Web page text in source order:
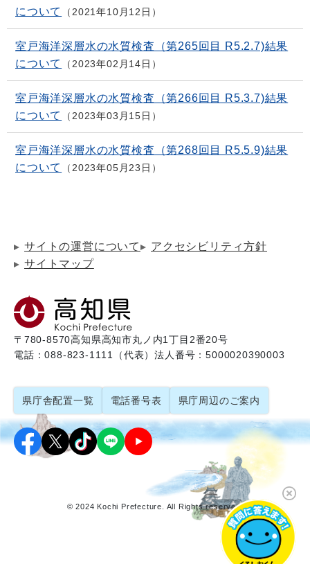
について
2021年10月12日
室戸海洋深層水の水質検査（第265回目 R5.2.7)結果
について
2023年02月14日
室戸海洋深層水の水質検査（第266回目 R5.3.7)結果
について
2023年03月15日
室戸海洋深層水の水質検査（第268回目 R5.5.9)結果
について
2023年05月23日
サイトの運営について
アクセシビリティ方針
サイトマップ
〒780-8570高知県高知市丸ノ内1丁目2番20号
電話：088-823-1111（代表）法人番号：5000020390003
県庁舎配置一覧 電話番号表 県庁周辺のご案内
© 2024 Kochi Prefecture. All Rights reserved.